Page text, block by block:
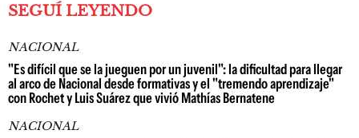
SEGUÍ LEYENDO
NACIONAL
"Es difícil que se la jueguen por un juvenil": la dificultad para llegar
al arco de Nacional desde formativas y el "tremendo aprendizaje"
con Rochet y Luis Suárez que vivió Mathías Bernatene
NACIONAL